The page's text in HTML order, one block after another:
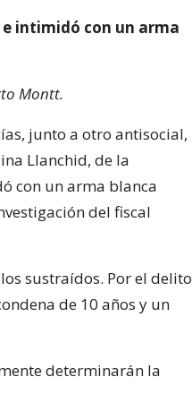
intimidó con un arma
Montt.
junto a otro antisocial,
Llanchid, de la
con un arma blanca
del fiscal
sustraídos. Por el delito
de 10 años y un
determinarán la